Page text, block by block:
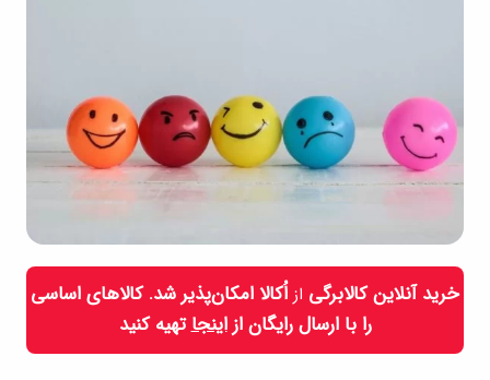
خرید آنلاین کالابرگی از اُکالا امکان‌پذیر شد. کالاهای اساسی
را با ارسال رایگان ازاینجاتهیه کنید